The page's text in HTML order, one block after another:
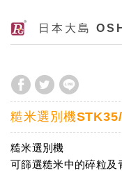
日本大島
糙米選別機
糙米選別機
可篩選糙米中的碎粒及